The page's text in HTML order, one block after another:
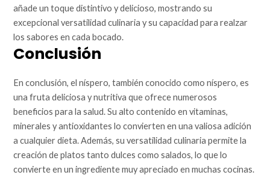
añade un toque distintivo y delicioso, mostrando su
excepcional versatilidad culinaria y su capacidad para realzar
los sabores en cada bocado.
Conclusión
En conclusión, el níspero, también conocido como níspero, es
una fruta deliciosa y nutritiva que ofrece numerosos
beneficios para la salud. Su alto contenido en vitaminas,
minerales y antioxidantes lo convierten en una valiosa adición
a cualquier dieta. Además, su versatilidad culinaria permite la
creación de platos tanto dulces como salados, lo que lo
convierte en un ingrediente muy apreciado en muchas cocinas.